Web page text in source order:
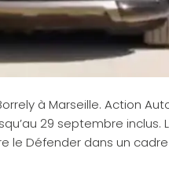
à Marseille. Action
29 septembre inclus.
le Défender dans un cadre